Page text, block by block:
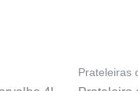
Prateleiras